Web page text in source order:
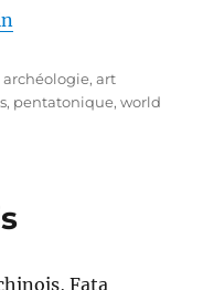
Étiquettes
archéologie,art
, pentatonique,world
Fata